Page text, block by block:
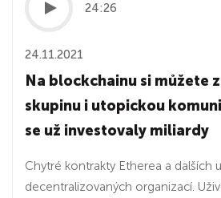
24:26
24.11.2021
Na blockchainu si můžete
skupinu i utopickou
se už investovaly miliardy
Chytré kontrakty Etherea a dalších
decentralizovaných organizací.